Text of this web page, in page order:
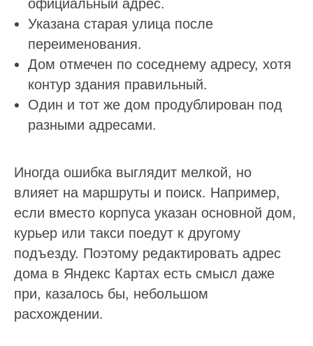
официальный адрес.
Указана старая улица после
переименования.
Дом отмечен по соседнему адресу, хотя
контур здания правильный.
Один и тот же дом продублирован под
разными адресами.
Иногда ошибка выглядит мелкой, но
влияет на маршруты и поиск. Например,
если вместо корпуса указан основной дом,
курьер или такси поедут к другому
подъезду. Поэтому редактировать адрес
дома в Яндекс Картах есть смысл даже
при, казалось бы, небольшом
расхождении.